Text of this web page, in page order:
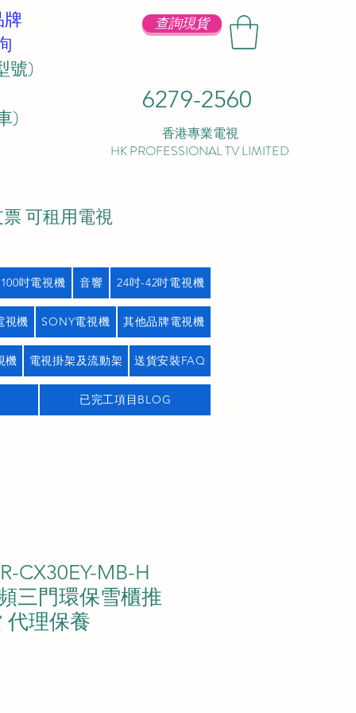
查詢現貨
6279-2560
香港專業電視
HK PROFESSIONAL TV LIMITED
號)
)
可租用電視
吋電視機 音響 24吋-42吋電視機
視機 SONY電視機 其他品牌電視機
機 電視掛架及流動架 送貨安裝FAQ
已完工項目BLOG
CX30EY-MB-H
三門環保雪櫃推
代理保養